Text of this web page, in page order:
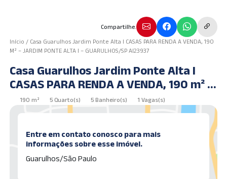
Compartilhe.
Início / Casa Guarulhos Jardim Ponte Alta I CASAS PARA RENDA A VENDA, 190
M² – JARDIM PONTE ALTA I – GUARULHOS/SP AI23937
Casa Guarulhos Jardim Ponte Alta I
CASAS PARA RENDA A VENDA, 190 m² –
JARDIM PONTE ALTA I – GUARULHOS/SP
AI23937
190 m² 5 Quarto(s) 5 Banheiro(s) 1 Vagas(s)
Entre em contato conosco para mais
informações sobre esse imóvel.
Guarulhos/São Paulo